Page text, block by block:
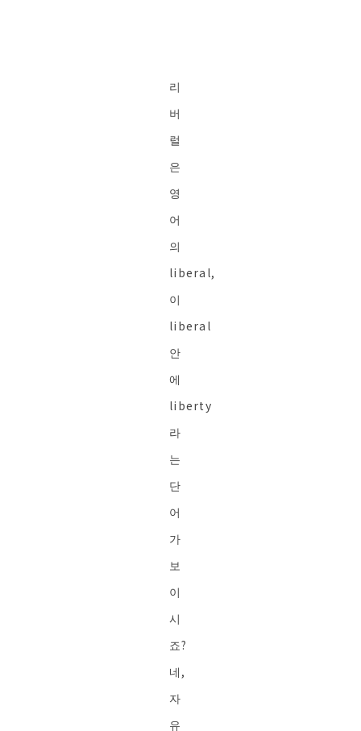
리
버
럴
은
영
어
의
liberal,
이
liberal
안
에
liberty
라
는
단
어
가
보
이
시
죠?
네,
자
유